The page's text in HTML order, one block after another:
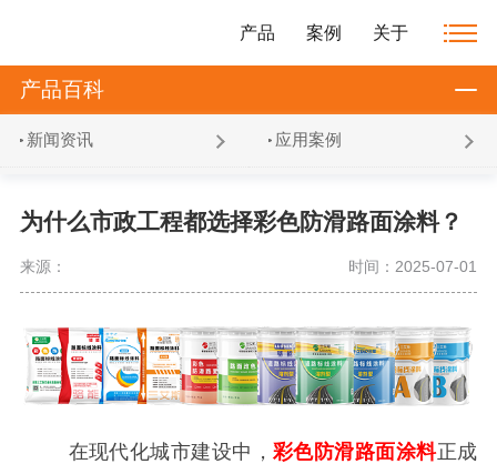
产品 案例 关于
产品百科
新闻资讯 应用案例
为什么市政工程都选择彩色防滑路面涂料？
来源： 时间：2025-07-01
在现代化城市建设中，彩色防滑路面涂料正成